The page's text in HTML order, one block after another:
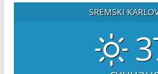
SREMSKI